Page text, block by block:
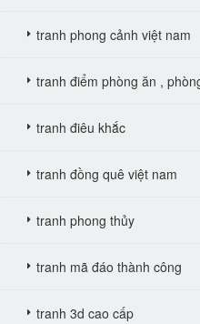
tranh phong cảnh việt nam
tranh điểm phòng ăn ,
tranh điêu khắc
tranh đồng quê việt nam
tranh phong thủy
tranh mã đáo thành công
tranh 3d cao cấp